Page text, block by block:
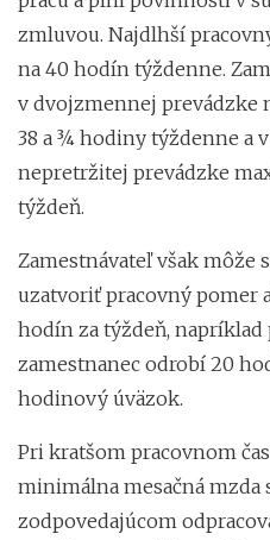
zmluvou. Najdlhší
na 40 hodín týždenne.
v dvojzmennej prevádzke
38 a ¾ hodiny týždenne a
nepretržitej prevádzke
týždeň.
Zamestnávateľ však môže
uzatvoriť pracovný pomer
hodín za týždeň,
zamestnanec odrobí 20
hodinový úväzok.
Pri kratšom pracovnom
minimálna mesačná mzda
zodpovedajúcom